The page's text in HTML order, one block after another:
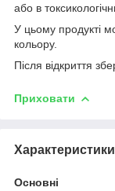
або в
У цьому продукті
кольору.
Після відкриття
Приховати
Характеристики
Основні